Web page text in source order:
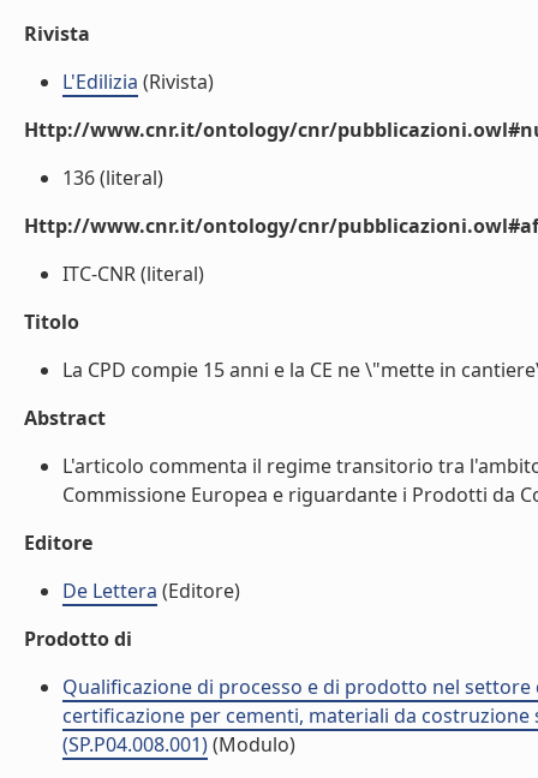
Rivista
L'Edilizia (Rivista)
Http://www.cnr.it/ontology/cnr/
136 (literal)
Http://www.cnr.it/ontology/cnr/
ITC-CNR (literal)
Titolo
La CPD compie 15 anni e la CE ne \"mette in
Abstract
L'articolo commenta il regime transitorio tra
Commissione Europea e riguardante i Prodotti da
Editore
De Lettera (Editore)
Prodotto di
Qualificazione di processo e di prodotto nel
certificazione per cementi, materiali da
(SP.P04.008.001)(Modulo)